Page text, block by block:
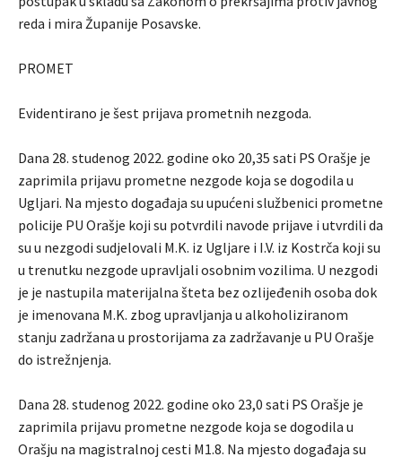
reda i mira Županije Posavske.
PROMET
Evidentirano je šest prijava prometnih nezgoda.
Dana 28. studenog 2022. godine oko 20,35 sati PS Orašje je
zaprimila prijavu prometne nezgode koja se dogodila u
Ugljari. Na mjesto događaja su upućeni službenici prometne
policije PU Orašje koji su potvrdili navode prijave i utvrdili da
su u nezgodi sudjelovali M.K. iz Ugljare i I.V. iz Kostrča koji su
u trenutku nezgode upravljali osobnim vozilima. U nezgodi
je je nastupila materijalna šteta bez ozlijeđenih osoba dok
je imenovana M.K. zbog upravljanja u alkoholiziranom
stanju zadržana u prostorijama za zadržavanje u PU Orašje
do istrežnjenja.
Dana 28. studenog 2022. godine oko 23,0 sati PS Orašje je
zaprimila prijavu prometne nezgode koja se dogodila u
Orašju na magistralnoj cesti M1.8. Na mjesto događaja su